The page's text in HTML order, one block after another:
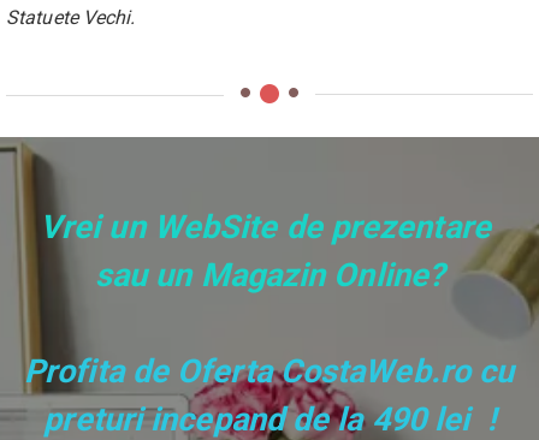
Statuete Vechi.
Vrei un WebSite de prezentare
sau un Magazin Online?
Profita de Oferta CostaWeb.ro cu
preturi incepand de la 490 lei  !